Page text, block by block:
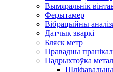
Вымяральнік
Ферытамер
Вібрацыйны
Датчык зваркі
Бляск метр
Правадны
Падрыхтоўка
Шліфавальны